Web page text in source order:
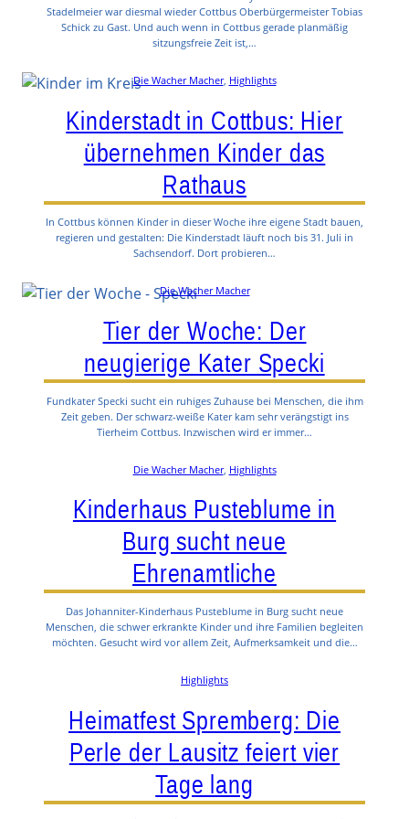
Stadelmeier war diesmal wieder Cottbus Oberbürgermeister Tobias
Schick zu Gast. Und auch wenn in Cottbus gerade planmäßig
sitzungsfreie Zeit ist,…
Die Wacher Macher, Highlights
Kinderstadt in Cottbus: Hier
übernehmen Kinder das
Rathaus
In Cottbus können Kinder in dieser Woche ihre eigene Stadt bauen,
regieren und gestalten: Die Kinderstadt läuft noch bis 31. Juli in
Sachsendorf. Dort probieren…
Die Wacher Macher
Tier der Woche: Der
neugierige Kater Specki
Fundkater Specki sucht ein ruhiges Zuhause bei Menschen, die ihm
Zeit geben. Der schwarz-weiße Kater kam sehr verängstigt ins
Tierheim Cottbus. Inzwischen wird er immer…
Die Wacher Macher, Highlights
Kinderhaus Pusteblume in
Burg sucht neue
Ehrenamtliche
Das Johanniter-Kinderhaus Pusteblume in Burg sucht neue
Menschen, die schwer erkrankte Kinder und ihre Familien begleiten
möchten. Gesucht wird vor allem Zeit, Aufmerksamkeit und die…
Highlights
Heimatfest Spremberg: Die
Perle der Lausitz feiert vier
Tage lang